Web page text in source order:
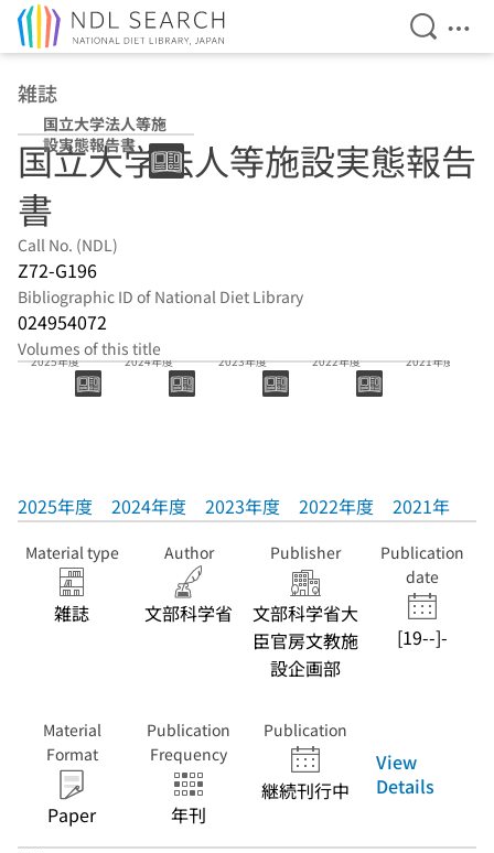
Open
雑誌
国立大学法人等施
設実態報告書
国立大学法人等施設実態報告
書
Call No. (NDL)
Z72-G196
Bibliographic ID of National Diet Library
024954072
Volumes of this title
2025年度
2025年度
2024年度
2024年度
2023年度
2023年度
2022年度
2022年度
2021年度
2021年度
Material type
雑誌
Author
文部科学省
Publisher
文部科学省大
臣官房文教施
設企画部
Publication
date
[19--]-
Material
Format
Paper
Publication
Frequency
年刊
Publication
継続刊行中
View
Details